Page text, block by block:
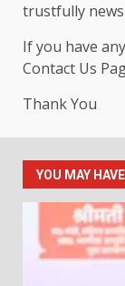
trustfully
If you have
Contact Us
Thank You
YOU MAY